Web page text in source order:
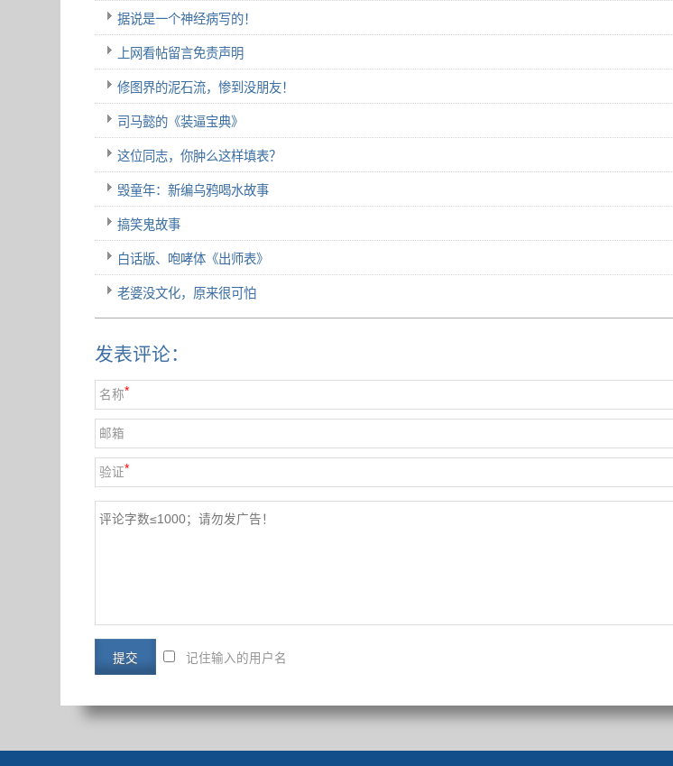
据说是一个神经病写的！
上网看帖留言免责声明
修图界的泥石流，惨到没朋友！
司马懿的《装逼宝典》
这位同志，你肿么这样填表？
毁童年：新编乌鸦喝水故事
搞笑鬼故事
白话版、咆哮体《出师表》
老婆没文化，原来很可怕
发表评论：
名称*
邮箱
验证*
记住输入的用户名